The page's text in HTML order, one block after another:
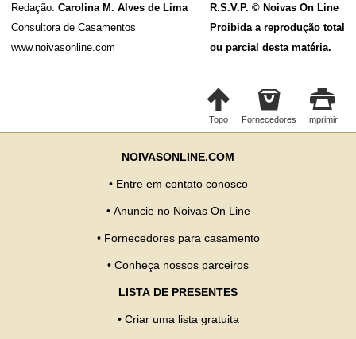
Redação:Carolina M. Alves de Lima
Consultora de Casamentos
www.noivasonline.com
R.S.V.P. © Noivas On Line
Proibida a reprodução total
ou parcial desta matéria.
Topo Fornecedores Imprimir
NOIVASONLINE.COM
• Entre em contato conosco
• Anuncie no Noivas On Line
• Fornecedores para casamento
• Conheça nossos parceiros
LISTA DE PRESENTES
• Criar uma lista gratuita